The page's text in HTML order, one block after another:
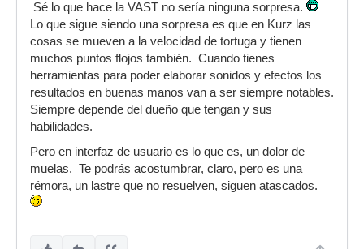
Sé lo que hace la VAST no sería ninguna sorpresa.
Lo que sigue siendo una sorpresa es que en Kurz las
cosas se mueven a la velocidad de tortuga y tienen
muchos puntos flojos también. Cuando tienes
herramientas para poder elaborar sonidos y efectos los
resultados en buenas manos van a ser siempre notables.
Siempre depende del dueño que tengan y sus
habilidades.
Pero en interfaz de usuario es lo que es, un dolor de
muelas. Te podrás acostumbrar, claro, pero es una
rémora, un lastre que no resuelven, siguen atascados.